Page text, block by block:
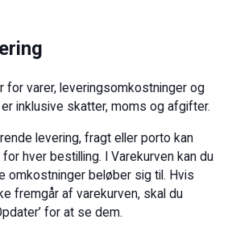
for varer, leveringsomkostninger og
inklusive skatter, moms og afgifter.
levering, fragt eller porto kan
hver bestilling. I Varekurven kan du
omkostninger beløber sig til. Hvis
fremgår af varekurven, skal du
for at se dem.